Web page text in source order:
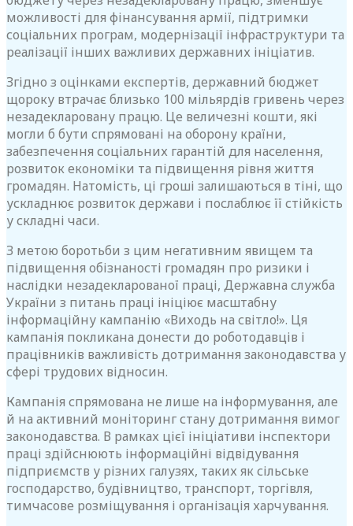
можливості для фінансування армії, підтримки
соціальних програм, модернізації інфраструктури та
реалізації інших важливих державних ініціатив.
Згідно з оцінками експертів, державний бюджет
щороку втрачає близько 100 мільярдів гривень через
незадекларовану працю. Це величезні кошти, які
могли б бути спрямовані на оборону країни,
забезпечення соціальних гарантій для населення,
розвиток економіки та підвищення рівня життя
громадян. Натомість, ці гроші залишаються в тіні, що
ускладнює розвиток держави і послаблює її стійкість
у складні часи.
З метою боротьби з цим негативним явищем та
підвищення обізнаності громадян про ризики і
наслідки незадекларованої праці, Державна служба
України з питань праці ініціює масштабну
інформаційну кампанію «Виходь на світло!». Ця
кампанія покликана донести до роботодавців і
працівників важливість дотримання законодавства у
сфері трудових відносин.
Кампанія спрямована не лише на інформування, але
й на активний моніторинг стану дотримання вимог
законодавства. В рамках цієї ініціативи інспектори
праці здійснюють інформаційні відвідування
підприємств у різних галузях, таких як сільське
господарство, будівництво, транспорт, торгівля,
тимчасове розміщування і організація харчування.